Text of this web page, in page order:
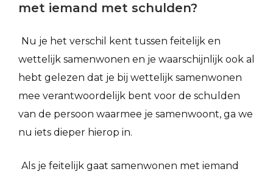
met iemand met schulden?
Nu je het verschil kent tussen feitelijk en
wettelijk samenwonen en je waarschijnlijk ook al
hebt gelezen dat je bij wettelijk samenwonen
mee verantwoordelijk bent voor de schulden
van de persoon waarmee je samenwoont, ga we
nu iets dieper hierop in.
Als je feitelijk gaat samenwonen met iemand